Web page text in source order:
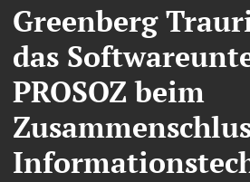
Greenberg
das
PROSOZ beim